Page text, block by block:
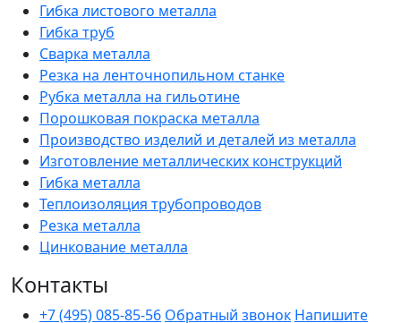
Гибка листового металла
Гибка труб
Сварка металла
Резка на ленточнопильном станке
Рубка металла на гильотине
Порошковая покраска металла
Производство изделий и деталей из металла
Изготовление металлических конструкций
Гибка металла
Теплоизоляция трубопроводов
Резка металла
Цинкование металла
Контакты
+7 (495) 085-85-56 Обратный звонок Напишите